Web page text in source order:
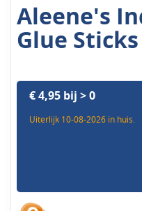
Aleene's
Glue
€ 4,95 bij > 0
Uiterlijk 10-08-2026 in huis.